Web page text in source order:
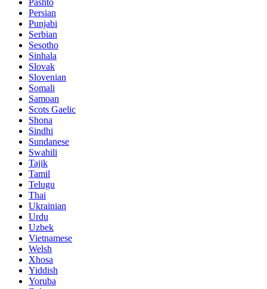
Pashto
Persian
Punjabi
Serbian
Sesotho
Sinhala
Slovak
Slovenian
Somali
Samoan
Scots Gaelic
Shona
Sindhi
Sundanese
Swahili
Tajik
Tamil
Telugu
Thai
Ukrainian
Urdu
Uzbek
Vietnamese
Welsh
Xhosa
Yiddish
Yoruba